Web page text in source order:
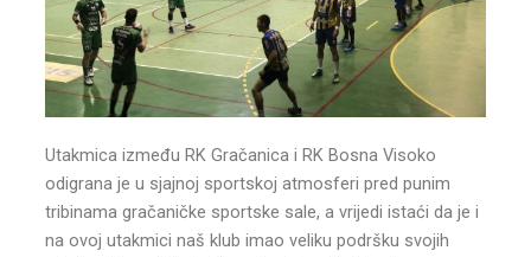
Utakmica između RK Gračanica i RK Bosna Visoko
odigrana je u sjajnoj sportskoj atmosferi pred punim
tribinama gračaničke sportske sale, a vrijedi istaći da je i
na ovoj utakmici naš klub imao veliku podršku svojih